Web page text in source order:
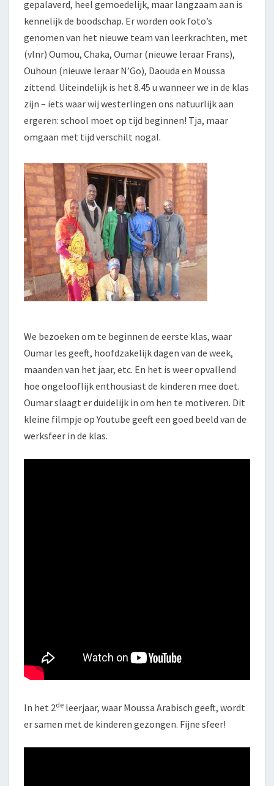
gepalaverd, heel gemoedelijk, maar langzaam aan is
kennelijk de boodschap. Er worden ook foto’s
genomen van het nieuwe team van leerkrachten, met
(vlnr) Oumou, Chaka, Oumar (nieuwe leraar Frans),
Ouhoun (nieuwe leraar N’Go), Daouda en Moussa
zittend. Uiteindelijk is het 8.45 u wanneer we in de klas
zijn – iets waar wij westerlingen ons natuurlijk aan
ergeren: school moet op tijd beginnen! Tja, maar
omgaan met tijd verschilt nogal.
We bezoeken om te beginnen de eerste klas, waar
Oumar les geeft, hoofdzakelijk dagen van de week,
maanden van het jaar, etc. En het is weer opvallend
hoe ongelooflijk enthousiast de kinderen mee doet.
Oumar slaagt er duidelijk in om hen te motiveren. Dit
kleine filmpje op Youtube geeft een goed beeld van de
werksfeer in de klas.
In het 2de leerjaar, waar Moussa Arabisch geeft, wordt
er samen met de kinderen gezongen. Fijne sfeer!